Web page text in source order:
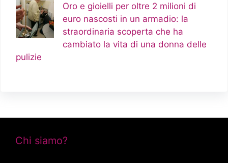
Oro e gioielli per oltre 2 milioni di
euro nascosti in un armadio: la
straordinaria scoperta che ha
cambiato la vita di una donna delle
pulizie
Chi siamo?